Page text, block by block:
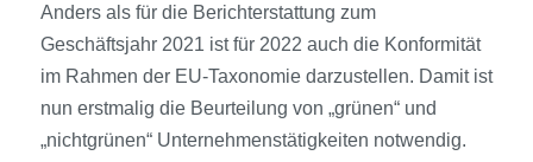
Anders als für die Berichterstattung zum
Geschäftsjahr 2021 ist für 2022 auch die Konformität
im Rahmen der EU-Taxonomie darzustellen. Damit ist
nun erstmalig die Beurteilung von „grünen“ und
„nichtgrünen“ Unternehmenstätigkeiten notwendig.